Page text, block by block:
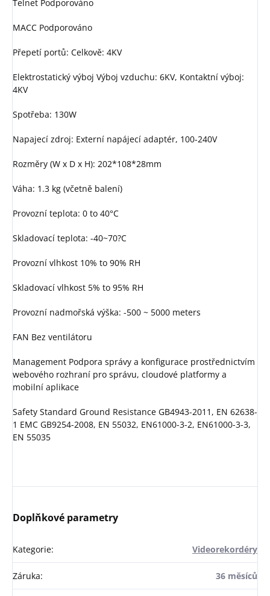
Telnet Podporováno
MACC Podporováno
Přepetí portů: Celkově: 4KV
Elektrostatický výboj Výboj vzduchu: 6KV, Kontaktní výboj:
4KV
Spotřeba: 130W
Napajecí zdroj: Externí napájecí adaptér, 100-240V
Rozměry (W x D x H): 202*108*28mm
Váha: 1.3 kg (včetně balení)
Provozní teplota: 0 to 40°C
Skladovací teplota: -40~70?C
Provozní vlhkost 10% to 90% RH
Skladovací vlhkost 5% to 95% RH
Provozní nadmořská výška: -500 ~ 5000 meters
FAN Bez ventilátoru
Management Podpora správy a konfigurace prostřednictvím
webového rozhraní pro správu, cloudové platformy a
mobilní aplikace
Safety Standard Ground Resistance GB4943-2011, EN 62638-
1 EMC GB9254-2008, EN 55032, EN61000-3-2, EN61000-3-3,
EN 55035
Doplňkové parametry
Kategorie: Videorekordéry
Záruka: 36 měsíců